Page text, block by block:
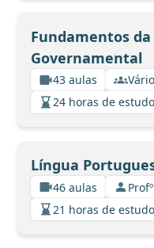
Fundamentos
Governamental
43 aulas
24 horas de estudo
Língua
46 aulas
21 horas de estudo